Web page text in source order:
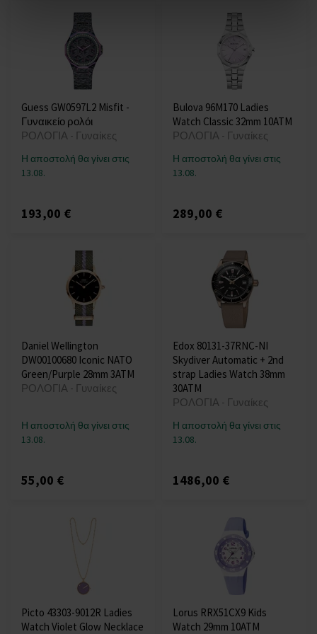
Guess GW0597L2 Misfit -
Γυναικείο ρολόι
ΡΟΛΟΓΙΑ - Γυναίκες
Η αποστολή θα γίνει στις
13.08.
193,00 €
Bulova 96M170 Ladies
Watch Classic 32mm 10ATM
ΡΟΛΟΓΙΑ - Γυναίκες
Η αποστολή θα γίνει στις
13.08.
289,00 €
Daniel Wellington
DW00100680 Iconic NATO
Green/Purple 28mm 3ATM
ΡΟΛΟΓΙΑ - Γυναίκες
Η αποστολή θα γίνει στις
13.08.
55,00 €
Edox 80131-37RNC-NI
Skydiver Automatic + 2nd
strap Ladies Watch 38mm
30ATM
ΡΟΛΟΓΙΑ - Γυναίκες
Η αποστολή θα γίνει στις
13.08.
1486,00 €
Picto 43303-9012R Ladies
Watch Violet Glow Necklace
Lorus RRX51CX9 Kids
Watch 29mm 10ATM